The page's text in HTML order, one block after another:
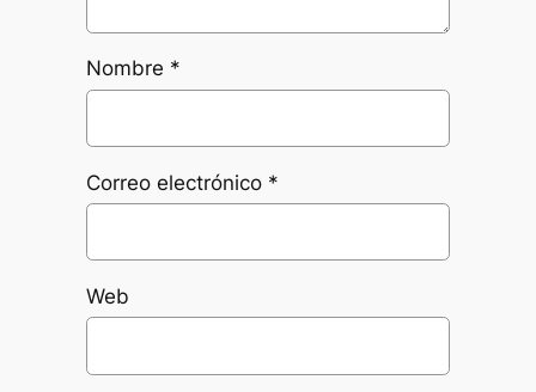
Nombre *
Correo electrónico *
Web